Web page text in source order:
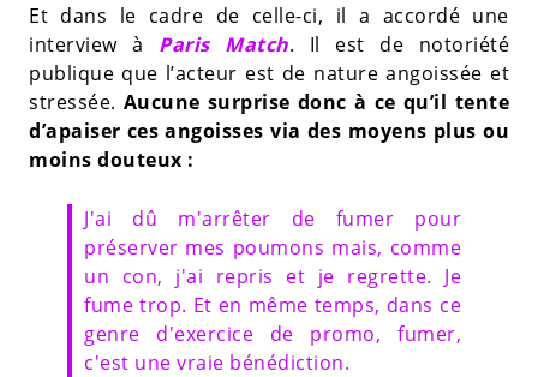
Et dans le cadre de celle-ci, il a accordé une
interview à Paris Match. Il est de notoriété
publique que l’acteur est de nature angoissée et
stressée. Aucune surprise donc à ce qu’il tente
d’apaiser ces angoisses via des moyens plus ou
moins douteux :
J'ai dû m'arrêter de fumer pour
préserver mes poumons mais, comme
un con, j'ai repris et je regrette. Je
fume trop. Et en même temps, dans ce
genre d'exercice de promo, fumer,
c'est une vraie bénédiction.